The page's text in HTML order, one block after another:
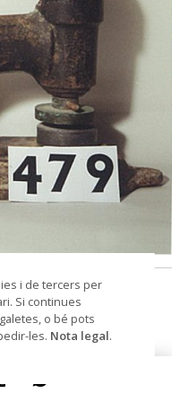
segle XX - tercer
XX
i de tercers per
Si continues
o bé pots
les. Nota legal.